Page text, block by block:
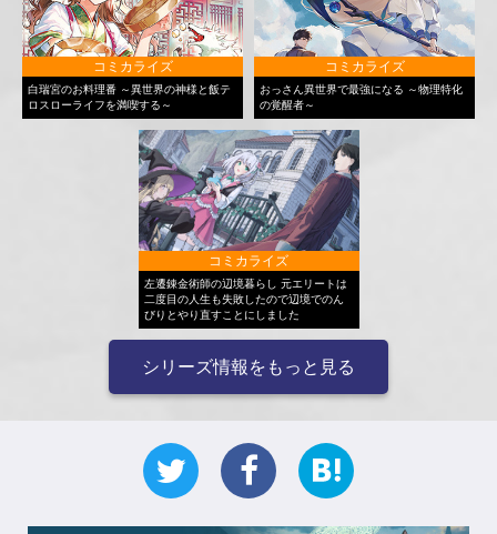
コミカライズ
白瑞宮のお料理番 ～異世界の神様と飯テ
ロスローライフを満喫する～
コミカライズ
おっさん異世界で最強になる ～物理特化
の覚醒者～
コミカライズ
左遷錬金術師の辺境暮らし 元エリートは
二度目の人生も失敗したので辺境でのん
びりとやり直すことにしました
シリーズ情報をもっと見る